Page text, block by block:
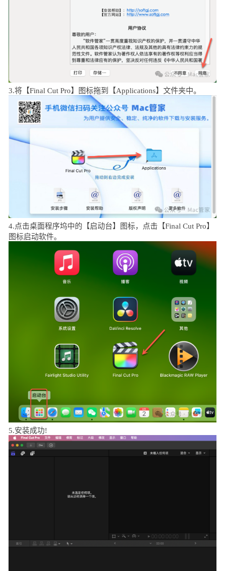
3.将【Final Cut Pro】图标拖到【Applications】文件夹中。
4.点击桌面程序坞中的【启动台】图标，点击【Final Cut Pro】
图标启动软件。
5.安装成功!